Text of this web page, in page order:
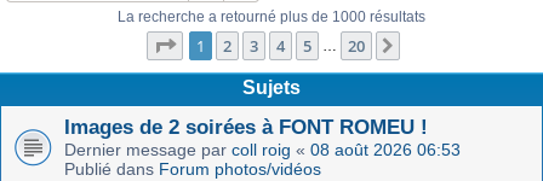
La recherche a retourné plus de 1000 résultats
Page 1sur20
1 2 3 4 5 … 20
Sujets
Images de 2 soirées à FONT ROMEU !
Dernier message par coll roig « 08 août 2026 06:53
Publié dans Forum photos/vidéos